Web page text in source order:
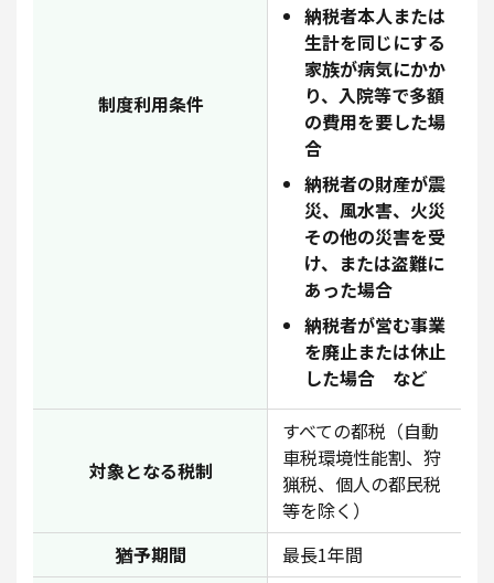
制度利用条件
納税者本人または
生計を同じにする
家族が病気にかか
り、入院等で多額
の費用を要した場
合
納税者の財産が震
災、風水害、火災
その他の災害を受
け、または盗難に
あった場合
納税者が営む事業
を廃止または休止
した場合 など
対象となる税制
すべての都税（自動
車税環境性能割、狩
猟税、個人の都民税
等を除く）
猶予期間
最長1年間